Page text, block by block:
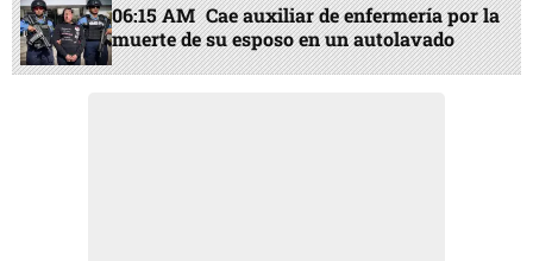
06:15 AM Cae auxiliar de enfermería por la
muerte de su esposo en un autolavado